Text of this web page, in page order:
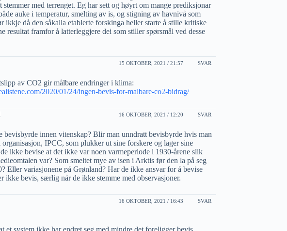
stemmer med terrenget. Eg har sett og høyrt om mange prediksjonar
auke i temperatur, smelting av is, og stigning av havnivå som
ikkje då den såkalla etablerte forskinga heller starte å stille kritiske
resultat framfor å latterleggjere dei som stiller spørsmål ved desse
15 OKTOBER, 2021 / 21:57 SVAR
av CO2 gir målbare endringer i klima:
2020/01/24/ingen-bevis-for-malbare-co2-bidrag/
16 OKTOBER, 2021 / 12:20 SVAR
bevisbyrde innen vitenskap? Blir man unndratt bevisbyrde hvis man
organisasjon, IPCC, som plukker ut sine forskere og lager sine
ikke bevise at det ikke var noen varmeperiode i 1930-årene slik
var? Som smeltet mye av isen i Arktis før den la på seg
Eller variasjonene på Grønland? Har de ikke ansvar for å bevise
ikke bevis, særlig når de ikke stemme med observasjoner.
16 OKTOBER, 2021 / 16:43 SVAR
et system ikke har endret seg med mindre det foreligger bevis